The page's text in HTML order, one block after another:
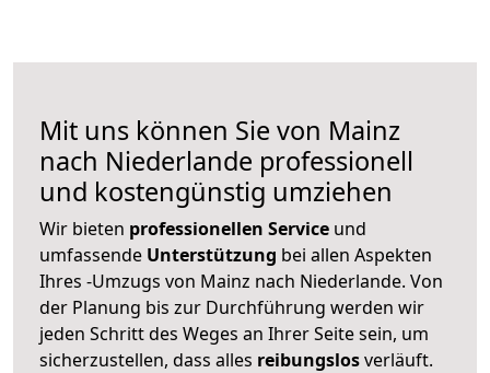
Mit uns können Sie von Mainz
nach Niederlande professionell
und kostengünstig umziehen
Wir bieten professionellen Service und
umfassende Unterstützung bei allen Aspekten
Ihres -Umzugs von Mainz nach Niederlande. Von
der Planung bis zur Durchführung werden wir
jeden Schritt des Weges an Ihrer Seite sein, um
sicherzustellen, dass alles reibungslosverläuft.